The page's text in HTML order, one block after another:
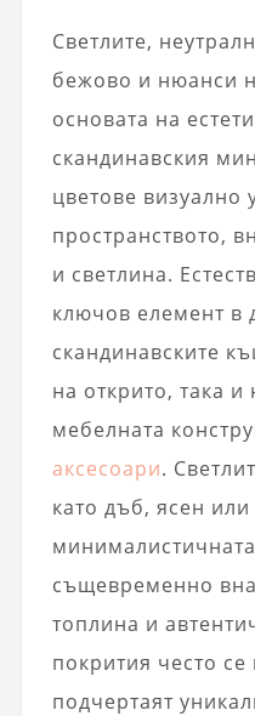
Светлите,
бежово и нюанси
основата на
скандинавския
цветове визуално
пространството,
и светлина.
ключов елемент в
скандинавските
на открито, така
мебелната
аксесоари.
като дъб, ясен
минималистичната
същевременно
топлина и
покрития често се
подчертаят